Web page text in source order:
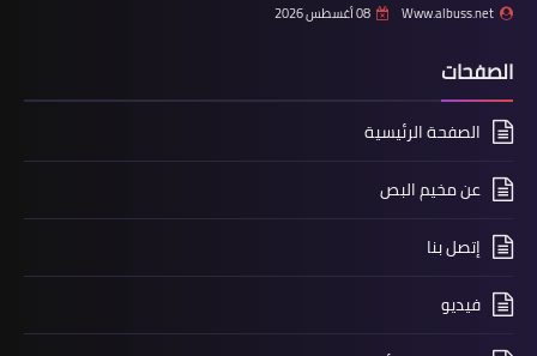
فلسطينيات يختتمن أعمال مؤتمر "نحو
بناء حركة نسائية ديمقراطية فلسطينية"
Www.albuss.net 08 أغسطس 2026
الصفحات
الصفحة الرئيسية
عن مخيم البص
إتصل بنا
فيديو